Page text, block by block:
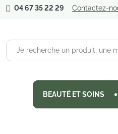
04 67 35 22 29 Contactez-
BEAUTÉ ET SOINS